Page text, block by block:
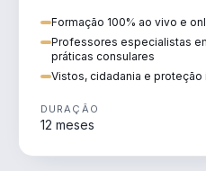
Formação 100% ao vivo e
Professores especialistas
práticas consulares
Vistos, cidadania e proteção
DURAÇÃO
12 meses